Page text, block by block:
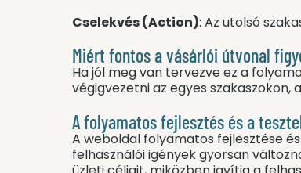
Cselekvés (Action): Az utolsó
Miért fontos a vásárlói útvonal
Ha jól meg van tervezve ez a
végigvezetni az egyes
A folyamatos fejlesztés és a
A weboldal folyamatos fejlesztése
felhasználói igények gyorsan